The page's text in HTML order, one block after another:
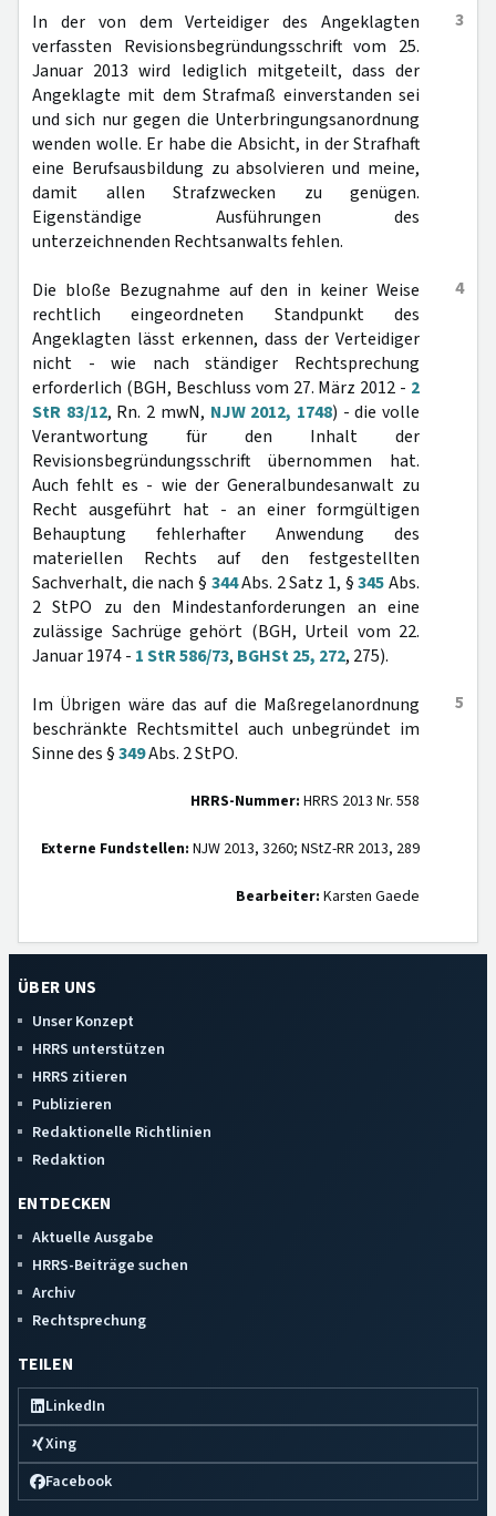
3
In der von dem Verteidiger des Angeklagten
verfassten Revisionsbegründungsschrift vom 25.
Januar 2013 wird lediglich mitgeteilt, dass der
Angeklagte mit dem Strafmaß einverstanden sei
und sich nur gegen die Unterbringungsanordnung
wenden wolle. Er habe die Absicht, in der Strafhaft
eine Berufsausbildung zu absolvieren und meine,
damit allen Strafzwecken zu genügen.
Eigenständige Ausführungen des
unterzeichnenden Rechtsanwalts fehlen.
4
Die bloße Bezugnahme auf den in keiner Weise
rechtlich eingeordneten Standpunkt des
Angeklagten lässt erkennen, dass der Verteidiger
nicht - wie nach ständiger Rechtsprechung
erforderlich (BGH, Beschluss vom 27. März 2012 - 2
StR 83/12, Rn. 2 mwN, NJW 2012, 1748) - die volle
Verantwortung für den Inhalt der
Revisionsbegründungsschrift übernommen hat.
Auch fehlt es - wie der Generalbundesanwalt zu
Recht ausgeführt hat - an einer formgültigen
Behauptung fehlerhafter Anwendung des
materiellen Rechts auf den festgestellten
Sachverhalt, die nach § 344Abs. 2 Satz 1, §345Abs.
2 StPO zu den Mindestanforderungen an eine
zulässige Sachrüge gehört (BGH, Urteil vom 22.
Januar 1974 - 1 StR 586/73, BGHSt 25, 272, 275).
5
Im Übrigen wäre das auf die Maßregelanordnung
beschränkte Rechtsmittel auch unbegründet im
Sinne des §349Abs. 2 StPO.
HRRS-Nummer: HRRS 2013 Nr. 558
Externe Fundstellen: NJW 2013, 3260; NStZ-RR 2013, 289
Bearbeiter: Karsten Gaede
ÜBER UNS
Unser Konzept
HRRS unterstützen
HRRS zitieren
Publizieren
Redaktionelle Richtlinien
Redaktion
ENTDECKEN
Aktuelle Ausgabe
HRRS-Beiträge suchen
Archiv
Rechtsprechung
TEILEN
LinkedIn
Xing
Facebook